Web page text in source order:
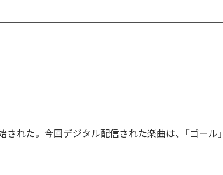
された。今回デジタル配信された楽曲は、「ゴール